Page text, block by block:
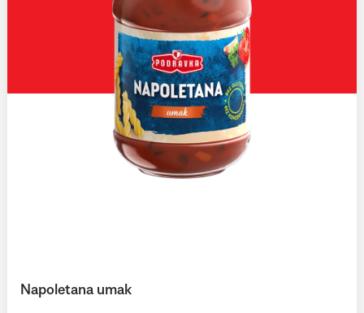
Napoletana umak